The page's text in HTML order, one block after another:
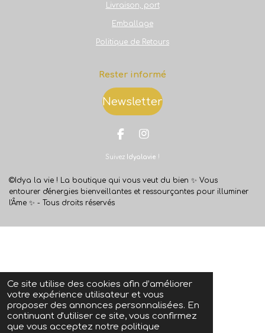
Ce site utilise des cookies afin d’améliorer
votre expérience utilisateur et vous
proposer des annonces personnalisées. En
continuant d'utiliser ce site, vous confirmez
que vous acceptez notre politique
Livraison, port
Emballage
Politique de Retours
Rester informé
Newsletter
F
c
b
o
I
s
a
g
Suivez Idyalavie !
©Idya la vie ! La boutique qui vous veut du bien ✨ Vous
entourer d'énergies bienveillantes et ressourçantes pour illuminer
l'Âme ✨ - Tous droits réservés